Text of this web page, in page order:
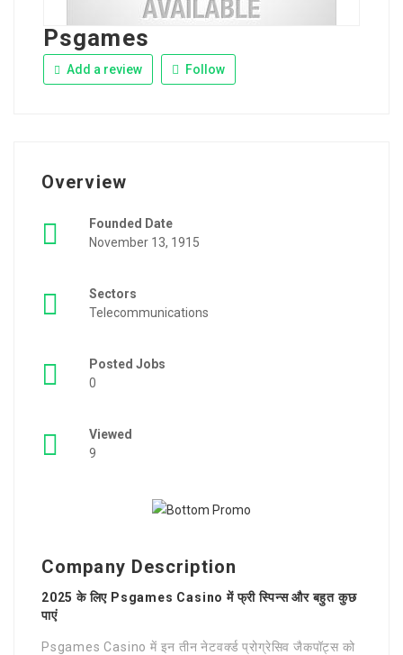
Psgames
Add a review Follow
Overview
Founded Date
November 13, 1915
Sectors
Telecommunications
Posted Jobs
0
Viewed
9
Company Description
2025 के लिए Psgames Casino में फ्री स्पिन्स और बहुत कुछ
पाएं
Psgames Casino में इन तीन नेटवर्क्ड प्रोग्रेसिव जैकपॉट्स को